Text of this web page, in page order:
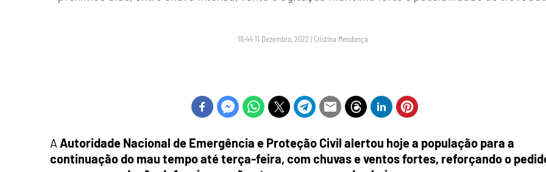
18:44 11 Dezembro, 2022 | Cristina Mendonça
A Autoridade Nacional de Emergência e Proteção Civil alertou hoje a população para a
continuação do mau tempo até terça-feira, com chuvas e ventos fortes, reforçando o